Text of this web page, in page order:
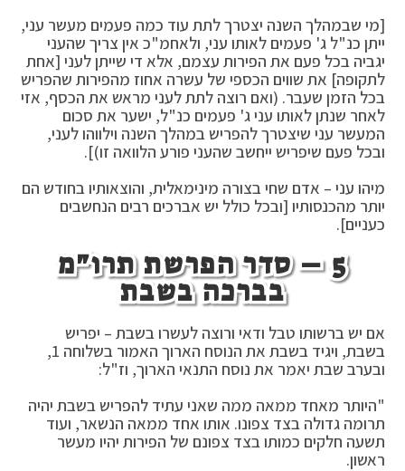
[מי שבמהלך השנה יצטרך לתת עוד כמה פעמים מעשר עני,
ייתן כנ"ל ג' פעמים לאותו עני, ולאחמ"כ אין צריך שהעני
יגביה בכל פעם את הפירות עצמם, אלא די שייתן לעני [אחת
לתקופה] את שווים הכספי של עשרה אחוז מהפירות שהפריש
בכל הזמן שעבר. (ואם רוצה לתת לעני מראש את הכסף, אזי
לאחר שנתן לאותו עני ג' פעמים כנ"ל, ישער את סכום
המעשר עני שיצטרך להפריש במהלך השנה וילווהו לעני,
ובכל פעם שיפריש ייחשב שהעני פורע הלוואה זו)].
מיהו עני – אדם שחי בצורה מינימאלית, והוצאותיו בחודש הם
יותר מהכנסותיו [ובכל כולל יש אברכים רבים הנחשבים
כעניים].
5 – סדר הפרשת תרו"מ
בברכה בשבת
אם יש ברשותו טבל ודאי ורוצה לעשרו בשבת – יפריש
בשבת, ויגיד בשבת את הנוסח הארוך האמור בשלוחה 1,
ובערב שבת יאמר את נוסח התנאי הארוך, וז"ל:
"היותר מאחד ממאה ממה שאני עתיד להפריש בשבת יהיה
תרומה גדולה בצד צפונו. אותו אחד ממאה הנשאר, ועוד
תשעה חלקים כמותו בצד צפונם של הפירות יהיו מעשר
ראשון.